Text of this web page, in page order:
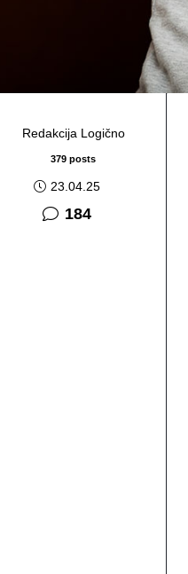
Redakcija Logično
379 posts
23.04.25
184komentara